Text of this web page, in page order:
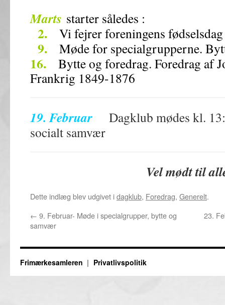
Marts starter således :
2. Vi fejrer foreningens
9. Møde for specialgrupperne.
16. Bytte og foredrag. Foredrag af
Frankrig 1849-1876
19. Februar
Dagklub mødes kl.
socialt samvær
Vel mødt til
Dette indlæg blev udgivet idagklub, Foredrag, Generelt.
← 9. Februar- Møde i specialgrupper, bytte og
samvær
23.
Frimærkesamleren Privatlivspolitik